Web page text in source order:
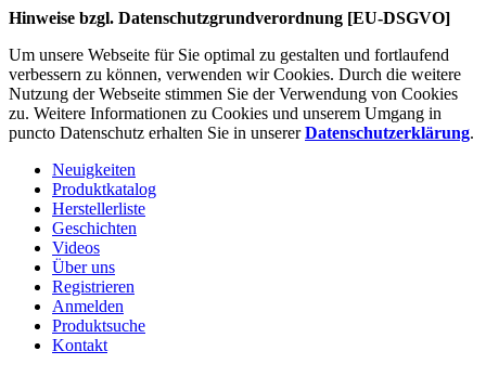
Hinweise bzgl. Datenschutzgrundverordnung [EU-DSGVO]
Um unsere Webseite für Sie optimal zu gestalten und fortlaufend
verbessern zu können, verwenden wir Cookies. Durch die weitere
Nutzung der Webseite stimmen Sie der Verwendung von Cookies
zu. Weitere Informationen zu Cookies und unserem Umgang in
puncto Datenschutz erhalten Sie in unsererDatenschutzerklärung.
Neuigkeiten
Produktkatalog
Herstellerliste
Geschichten
Videos
Über uns
Registrieren
Anmelden
Produktsuche
Kontakt